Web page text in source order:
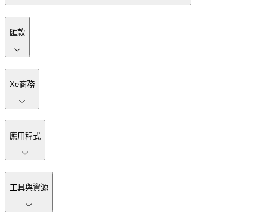
匯款
Xe商務
應用程式
工具與資源